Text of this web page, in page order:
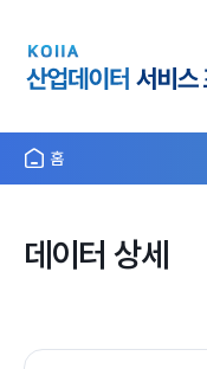
홈
데이터 상세